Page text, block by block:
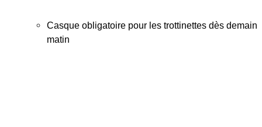
Casque obligatoire pour les trottinettes dès demain
matin